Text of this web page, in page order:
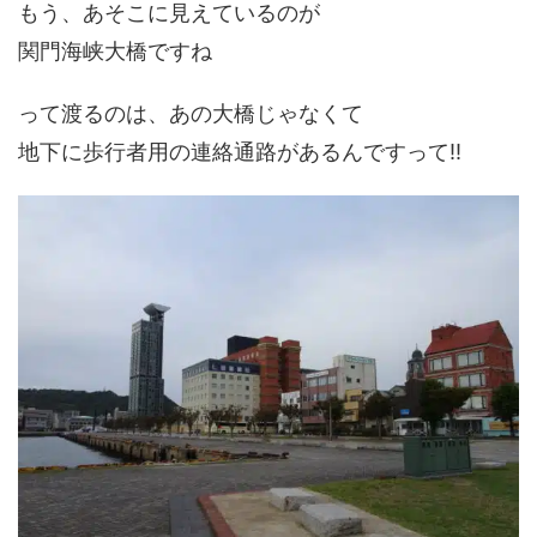
もう、あそこに見えているのが
関門海峡大橋ですね
って渡るのは、あの大橋じゃなくて
地下に歩行者用の連絡通路があるんですって!!